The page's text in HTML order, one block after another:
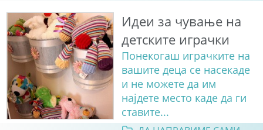
Идеи за чување на
детските играчки
Понекогаш играчките на
вашите деца се насекаде
и не можете да им
најдете место каде да ги
ставите...